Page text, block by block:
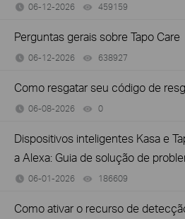
06-12-2026 459159
Perguntas gerais sobre Tapo Care
06-12-2026 638927
Como resgatar seu código de
06-08-2026 0
Dispositivos inteligentes Kasa e
a Alexa: Guia de solução de
06-01-2026 186609
Como ativar o recurso de